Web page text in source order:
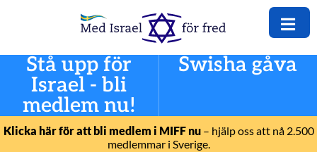
Stå upp för
Israel - bli
medlem nu!
Swisha gåva
Klicka här för att bli medlem i MIFF nu– hjälp oss att nå 2.500
medlemmar i Sverige.